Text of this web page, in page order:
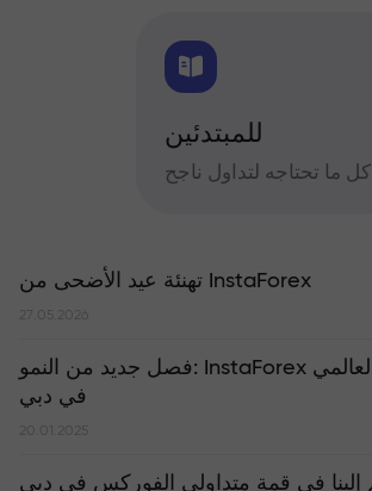
للمبتدئين
كل ما تحتاجه لتداول ناجح
تهنئة عيد الأضحى من InstaForex
27.05.2026
​فصل جديد من النمو: InstaForex تفتتح مقرها العالمي
في دبي
20.01.2025